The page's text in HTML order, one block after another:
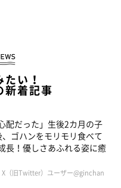
い！
新着記事
配だった」生後2カ月の子
ゴハンをモリモリ食べて
長！優しさあふれる姿に癒
（旧Twitter）ユーザー@ginchan